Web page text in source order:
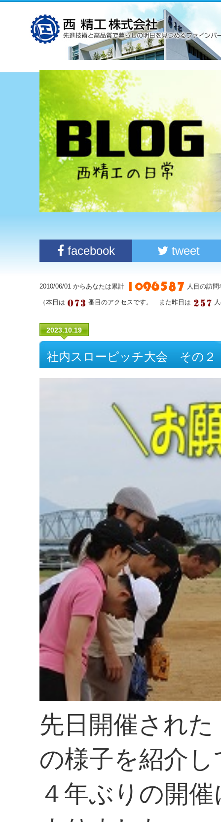
facebook tweet
2010/06/01 からあなたは累計 人目の訪
（本日は 番目のアクセスです。 また昨日は
2023.10.19
社内スローピッチ大会 その２
先日開催され
の様子を紹介
４年ぶりの開